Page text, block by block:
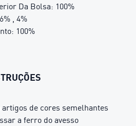
Da Bolsa: 100%
, 4%
100%
artigos de cores semelhantes
a ferro do avesso